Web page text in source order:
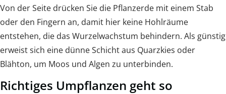
Von der Seite drücken Sie die Pflanzerde mit einem Stab
oder den Fingern an, damit hier keine Hohlräume
entstehen, die das Wurzelwachstum behindern. Als günstig
erweist sich eine dünne Schicht aus Quarzkies oder
Blähton, um Moos und Algen zu unterbinden.
Richtiges Umpflanzen geht so